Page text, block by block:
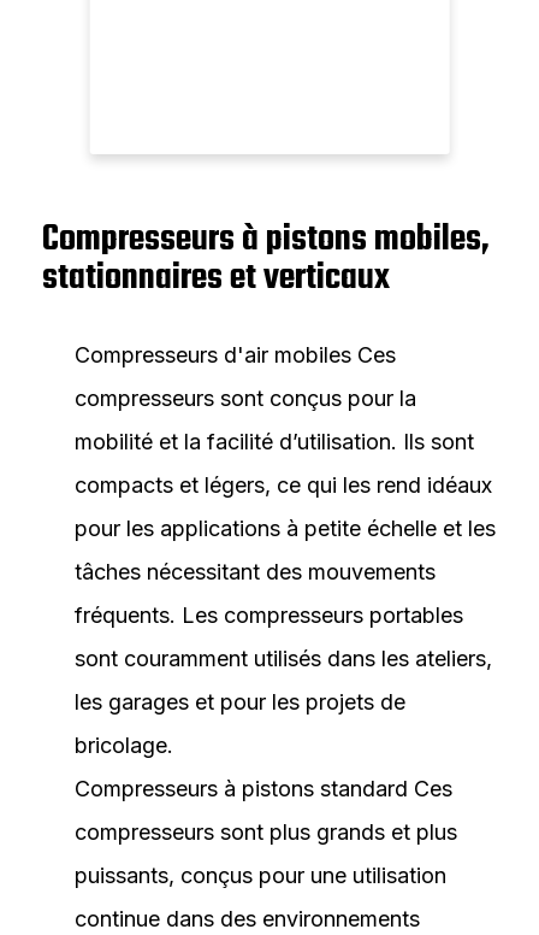
Compresseurs à pistons mobiles,
stationnaires et verticaux
Compresseurs d'air mobiles Ces
compresseurs sont conçus pour la
mobilité et la facilité d’utilisation. Ils sont
compacts et légers, ce qui les rend idéaux
pour les applications à petite échelle et les
tâches nécessitant des mouvements
fréquents. Les compresseurs portables
sont couramment utilisés dans les ateliers,
les garages et pour les projets de
bricolage.
Compresseurs à pistons standard Ces
compresseurs sont plus grands et plus
puissants, conçus pour une utilisation
continue dans des environnements